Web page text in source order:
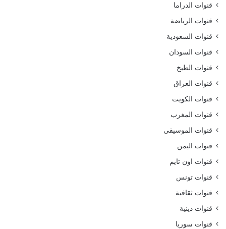
قنوات الدراما
قنوات الرياضة
قنوات السعودية
قنوات السودان
قنوات الطبخ
قنوات العراق
قنوات الكويت
قنوات المغرب
قنوات الموسيقى
قنوات اليمن
قنوات اون تايم
قنوات تونس
قنوات ثقافية
قنوات دينية
قنوات سوريا